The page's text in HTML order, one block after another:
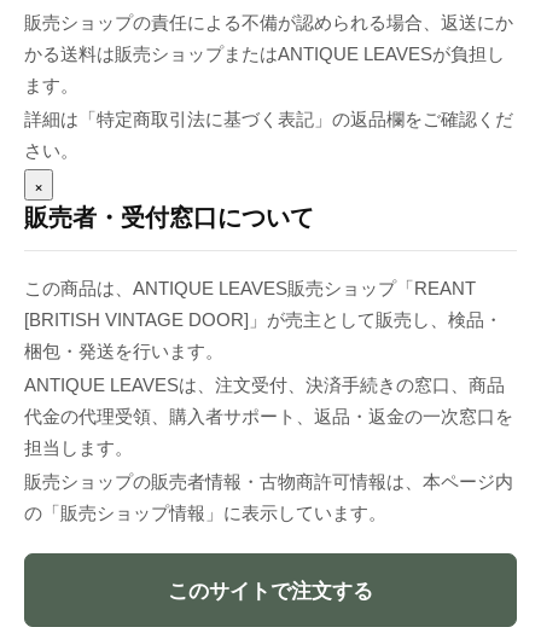
販売ショップの責任による不備が認められる場合、返送にか
かる送料は販売ショップまたはANTIQUE LEAVESが負担し
ます。
詳細は「特定商取引法に基づく表記」の返品欄をご確認くだ
さい。
×
販売者・受付窓口について
この商品は、ANTIQUE LEAVES販売ショップ「REANT
[BRITISH VINTAGE DOOR]」が売主として販売し、検品・
梱包・発送を行います。
ANTIQUE LEAVESは、注文受付、決済手続きの窓口、商品
代金の代理受領、購入者サポート、返品・返金の一次窓口を
担当します。
販売ショップの販売者情報・古物商許可情報は、本ページ内
の「販売ショップ情報」に表示しています。
このサイトで注文する